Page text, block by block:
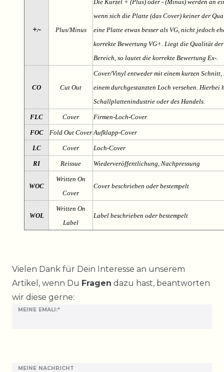
+/- Plus/Minus
Die Kürzel + (Plus) oder - (Minus) werden an
wenn sich die Platte (das Cover) keiner der
eine Platte etwas besser als VG, nicht jedoch
korrekte Bewertung VG+. Liegt die Qualität
Bereich, so lautet die korrekte Bewertung Ex-.
CO Cut Out
Cover/Vinyl entweder mit einem kurzen
einem durchgestanzten Loch versehen. Hierbei
Schallplattenindustrie oder des Handels.
FLC Cover Firmen-Loch-Cover
FOC Fold Out Cover Aufklapp-Cover
LC Cover Loch-Cover
RI Reissue Wiederveröffentlichung, Nachpressung
WOC
Written On
Cover
Cover beschrieben oder bestempelt
WOL
Written On
Label
Label beschrieben oder bestempelt
Vielen Dank für Dein Interesse an unserem
Artikel, wenn Du Fragen dazu hast, beantworten
wir diese gerne:
MEINE EMALI:*
MEINE NACHRICHT
Ceres::Template.mailFormHoneypotLabel